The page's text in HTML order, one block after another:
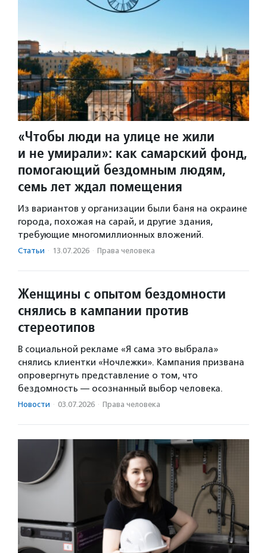
«Чтобы люди на улице не жили
и не умирали»: как самарский фонд,
помогающий бездомным людям,
семь лет ждал помещения
Из вариантов у организации были баня на окраине
города, похожая на сарай, и другие здания,
требующие многомиллионных вложений.
Статьи · 13.07.2026 · Права человека
Женщины с опытом бездомности
снялись в кампании против
стереотипов
В социальной рекламе «Я сама это выбрала»
снялись клиентки «Ночлежки». Кампания призвана
опровергнуть представление о том, что
бездомность — осознанный выбор человека.
Новости · 03.07.2026 · Права человека